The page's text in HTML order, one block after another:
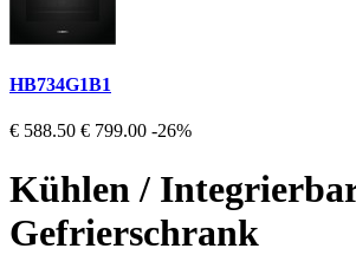
HB734G1B1
€ 588.50 € 799.00 -26%
Kühlen /
Gefrierschrank